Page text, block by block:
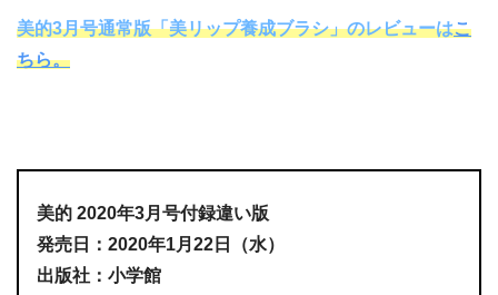
美的3月号通常版「美リップ養成ブラシ」のレビューはこ
ちら。
美的 2020年3月号付録違い版
発売日：2020年1月22日（水）
出版社：小学館